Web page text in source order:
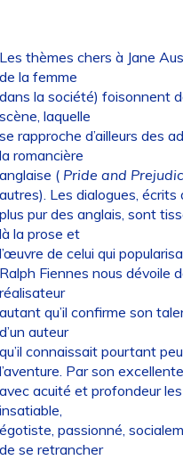
thèmes chers à Jane
la femme
la société) foisonnent
laquelle
rapproche d’ailleurs des
romancière
( Pride and
Les dialogues, écrits
pur des anglais, sont
la prose et
de celui qui
Fiennes nous dévoile
qu’il confirme son
auteur
connaissait pourtant
Par son
acuité et profondeur
passionné,
se retrancher